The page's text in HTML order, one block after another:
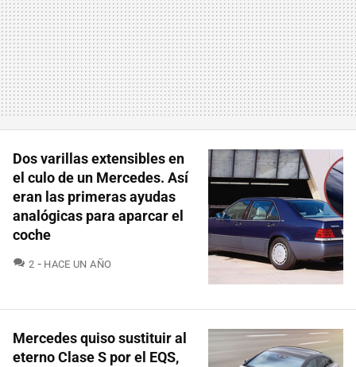
Dos varillas extensibles en
el culo de un Mercedes. Así
eran las primeras ayudas
analógicas para aparcar el
coche
2 COMENTARIOS
HACE UN AÑO
Mercedes quiso sustituir al
eterno Clase S por el EQS,